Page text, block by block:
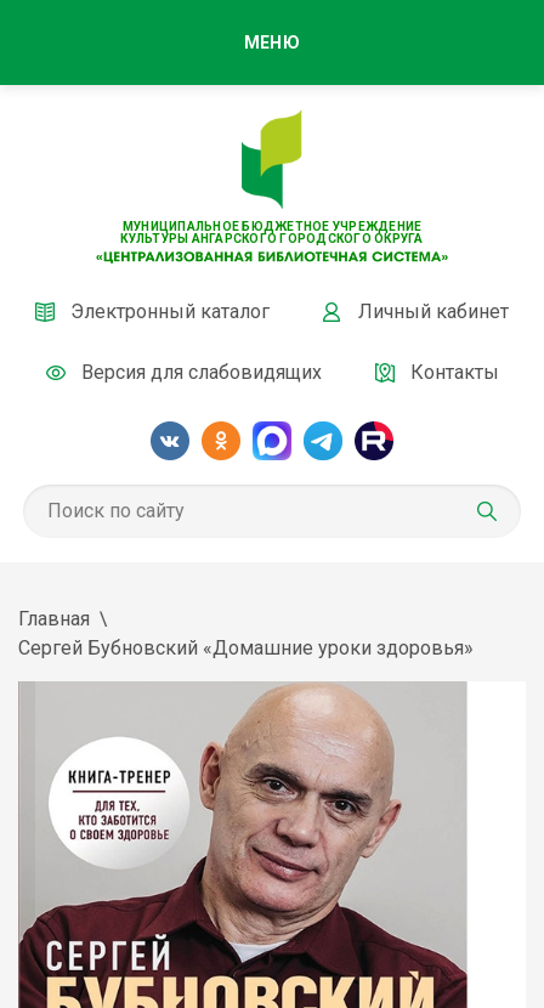
МУНИЦИПАЛЬНОЕ БЮДЖЕТНОЕ УЧРЕЖДЕНИЕ
КУЛЬТУРЫ АНГАРСКОГО ГОРОДСКОГО ОКРУГА
Электронный каталог Личный кабинет
Версия для слабовидящих Контакты
МЕНЮ
Главная
Сергей Бубновский «Домашние уроки здоровья»